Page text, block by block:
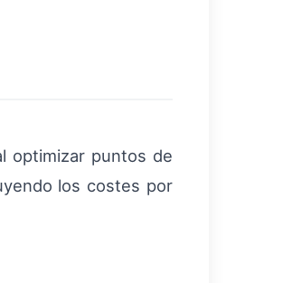
optimizar puntos de
los costes por